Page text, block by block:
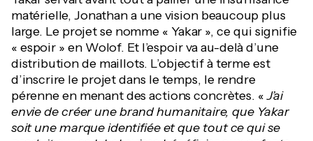
matérielle, Jonathan a une vision beaucoup plus
large. Le projet se nomme « Yakar », ce qui signifie
« espoir » en Wolof. Et l’espoir va au-delà d’une
distribution de maillots. L’objectif à terme est
d’inscrire le projet dans le temps, le rendre
pérenne en menant des actions concrètes. «J’ai
envie de créer une brand humanitaire, que Yakar
soit une marque identifiée et que tout ce qui se